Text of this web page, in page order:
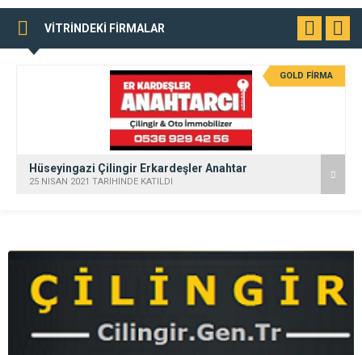
VİTRİNDEKİ FİRMALAR
GOLD FİRMA
Hüseyingazi Çilingir Erkardeşler Anahtar
25 NISAN 2021 TARİHİNDE KATILDI